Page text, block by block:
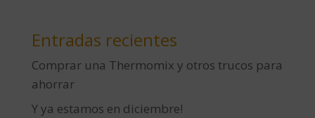
Entradas recientes
Comprar una Thermomix y otros trucos para
ahorrar
Y ya estamos en diciembre!